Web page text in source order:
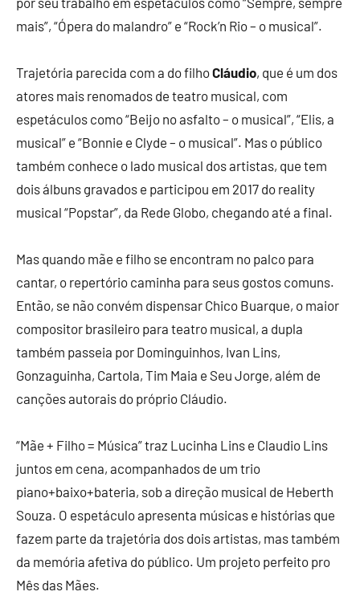
mais”, “Ópera do malandro” e “Rock’n Rio – o musical”.
Trajetória parecida com a do filhoCláudio, que é um dos
atores mais renomados de teatro musical, com
espetáculos como “Beijo no asfalto – o musical”, “Elis, a
musical” e “Bonnie e Clyde – o musical”. Mas o público
também conhece o lado musical dos artistas, que tem
dois álbuns gravados e participou em 2017 do reality
musical “Popstar”, da Rede Globo, chegando até a final.
Mas quando mãe e filho se encontram no palco para
cantar, o repertório caminha para seus gostos comuns.
Então, se não convém dispensar Chico Buarque, o maior
compositor brasileiro para teatro musical, a dupla
também passeia por Dominguinhos, Ivan Lins,
Gonzaguinha, Cartola, Tim Maia e Seu Jorge, além de
canções autorais do próprio Cláudio.
“Mãe + Filho = Música” traz Lucinha Lins e Claudio Lins
juntos em cena, acompanhados de um trio
piano+baixo+bateria, sob a direção musical de Heberth
Souza. O espetáculo apresenta músicas e histórias que
fazem parte da trajetória dos dois artistas, mas também
da memória afetiva do público. Um projeto perfeito pro
Mês das Mães.